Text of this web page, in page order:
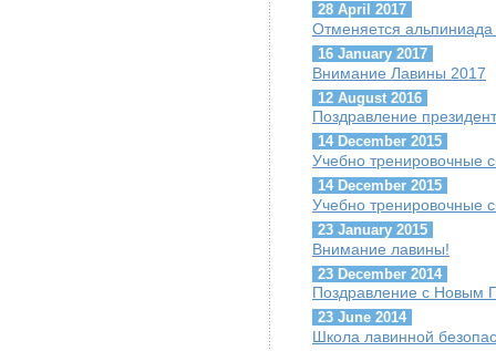
28 April 2017
Отменяется
16 January 2017
Внимание Лавины 2017
12 August 2016
Поздравление
14 December 2015
Учебно тренировочные
14 December 2015
Учебно тренировочные
23 January 2015
Внимание лавины!
23 December 2014
Поздравление с Новым
23 June 2014
Школа лавинной